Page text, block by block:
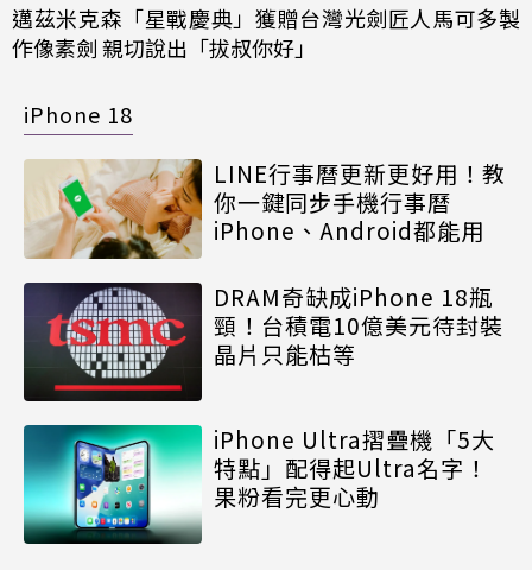
邁茲米克森「星戰慶典」獲贈台灣光劍匠人馬可多製
作像素劍 親切說出「拔叔你好」
iPhone 18
LINE行事曆更新更好用！教
你一鍵同步手機行事曆
iPhone、Android都能用
DRAM奇缺成iPhone 18瓶
頸！台積電10億美元待封裝
晶片只能枯等
iPhone Ultra摺疊機「5大
特點」配得起Ultra名字！
果粉看完更心動